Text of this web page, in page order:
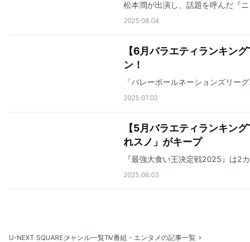
松本潤が出演し、話題を呼んだ『
2025.08.04
【6月バラエティランキン
ン！
「バレーボールネーションズリー
2025.07.02
【5月バラエティランキン
れスノ」がキープ
『最強大食い王決定戦2025』は2
2025.06.03
U-NEXT SQUAREジャンル一覧TV番組・エンタメの記事一覧